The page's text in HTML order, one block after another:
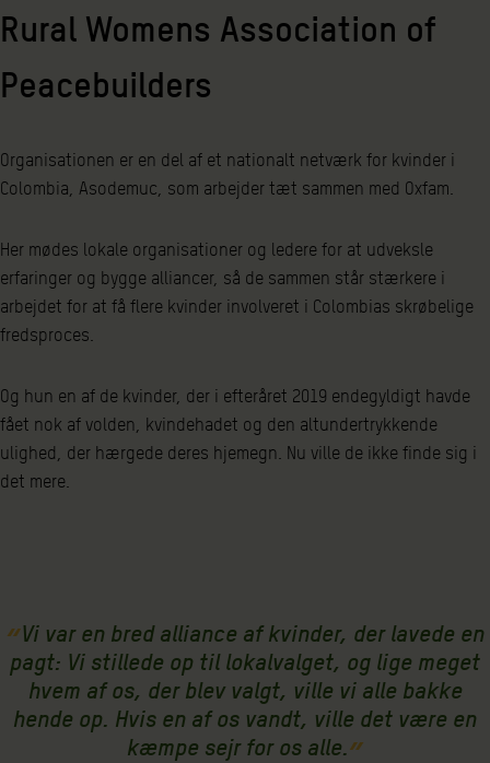
Rural Womens Association of
Peacebuilders
Organisationen er en del af et nationalt netværk for kvinder i
Colombia, Asodemuc, som arbejder tæt sammen med Oxfam.
Her mødes lokale organisationer og ledere for at udveksle
erfaringer og bygge alliancer, så de sammen står stærkere i
arbejdet for at få flere kvinder involveret i Colombias skrøbelige
fredsproces.
Og hun en af de kvinder, der i efteråret 2019 endegyldigt havde
fået nok af volden, kvindehadet og den altundertrykkende
ulighed, der hærgede deres hjemegn. Nu ville de ikke finde sig i
det mere.
Vi var en bred alliance af kvinder, der lavede en
pagt: Vi stillede op til lokalvalget, og lige meget
hvem af os, der blev valgt, ville vi alle bakke
hende op. Hvis en af os vandt, ville det være en
kæmpe sejr for os alle.